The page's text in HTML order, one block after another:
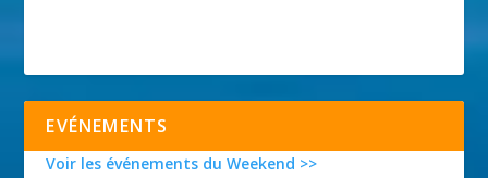
EVÉNEMENTS
Voir les événements du Weekend >>